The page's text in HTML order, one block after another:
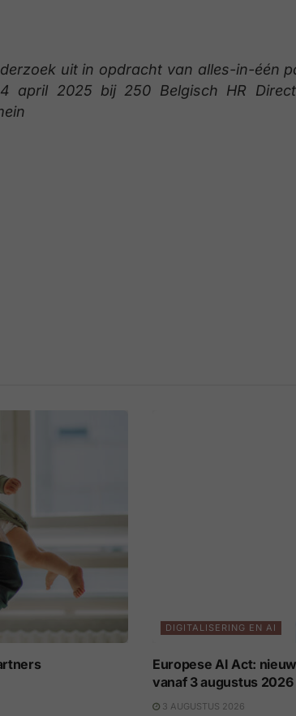
uit in opdracht van alles-in-één
april 2025 bij 250 Belgisch HR
DIGITALISERING EN AI
Europese AI Act:
vanaf 3 augustus 2026
3 AUGUSTUS 2026